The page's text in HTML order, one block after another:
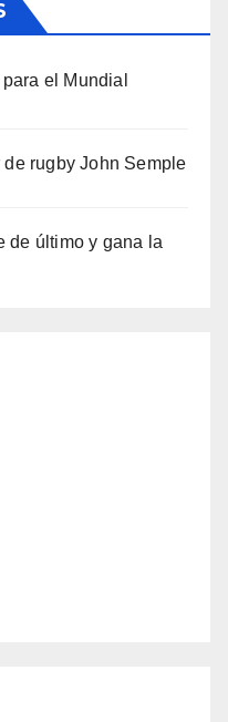
el Mundial
rugby John Semple
de último y gana la